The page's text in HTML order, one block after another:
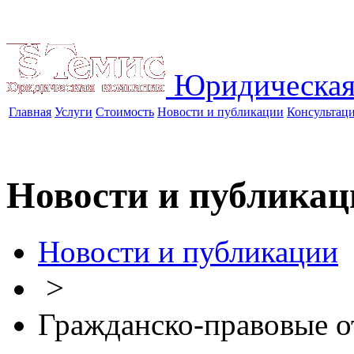
Главная Услуги Стоимость Новости и публикации
Новости и
Новости и публикации
>
Гражданско-правовые